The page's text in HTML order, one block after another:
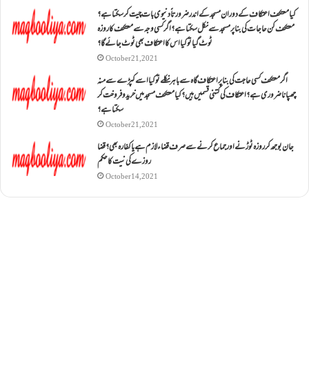
کیا معتکف اعتکاف کے دوران مسجد کے اندر ضرورتاً دنیوی بات چیت کر سکتا ہے؟
معتکف کن حاجات کی بنا پر مسجد سے نکل سکتا ہے؟ اگر کسی وجہ سے معتکف کا روزہ
ٹوٹ گیا تو کیا اس کا اعتکاف بھی ٹوٹ جائے گا؟
October 21, 2021
اگر معتکف کسی حاجت کی بنا پر اعتکاف گاہ سے باہر نکلے تو کیا اسے کپڑے سے منہ
چھپانا ضروری ہے؟اعتکاف کی کتنی قسمیں ہیں؟کیا معتکف مسجد میں خرید و فروخت کر
سکتا ہے؟
October 21, 2021
جان بوجھ کر روزہ ٹوڑنے اور جماع کرنے سے صرف قضاء لازم ہے یا کفارہ بھی؟ قضا
روزے کی نیت کا حکم
October 14, 2021